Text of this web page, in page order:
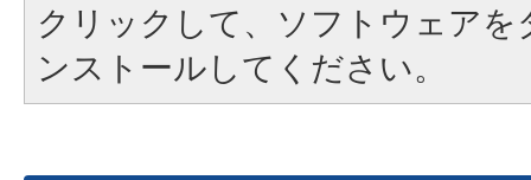
クリックして、ソフトウェア
ンストールしてください。